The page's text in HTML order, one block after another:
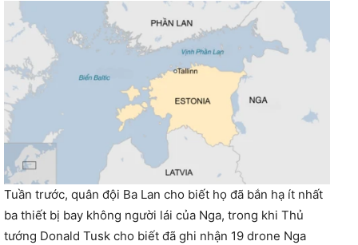
Tuần trước, quân đội Ba Lan cho biết họ đã bắn hạ ít nhất
ba thiết bị bay không người lái của Nga, trong khi Thủ
tướng Donald Tusk cho biết đã ghi nhận 19 drone Nga